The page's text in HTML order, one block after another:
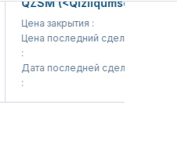
QZSM (<Qizilqumsement> AJ)
Цена закрытия :
Цена последний сделки
Дата последней сделки